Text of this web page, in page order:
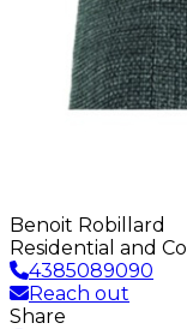
Benoit Robillard
Residential and
4385089090
Reach out
Share